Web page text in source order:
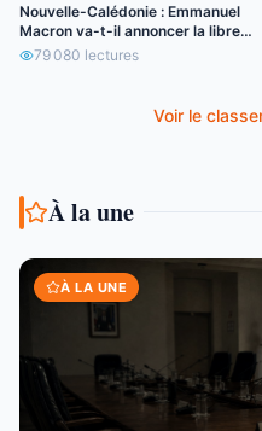
Nouvelle-Calédonie : Emmanuel
Macron va-t-il annoncer la libre
circulation de l’euro ?
79 080 lectures
Voir le
À la une
À LA UNE